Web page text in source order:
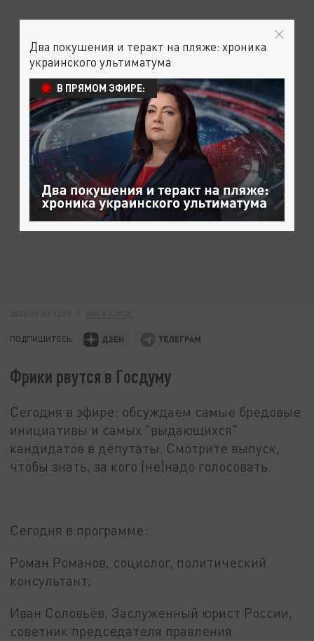
ПОДПИШИТЕСЬ:
Фрики рвутся в Госдуму
Сегодня в эфире: обсуждаем самые бредовые
инициативы и самых "выдающихся"
кандидатов в депутаты. Смотрите выпуск,
чтобы знать, за кого (не)надо голосовать.
Сегодня в программе:
Роман Романов, социолог, политический
консультант;
Иван Соловьёв, Заслуженный юрист России,
советник председателя правления
Два покушения и теракт на пляже: хроника
украинского ультиматума
В ПРЯМОМ ЭФИРЕ: